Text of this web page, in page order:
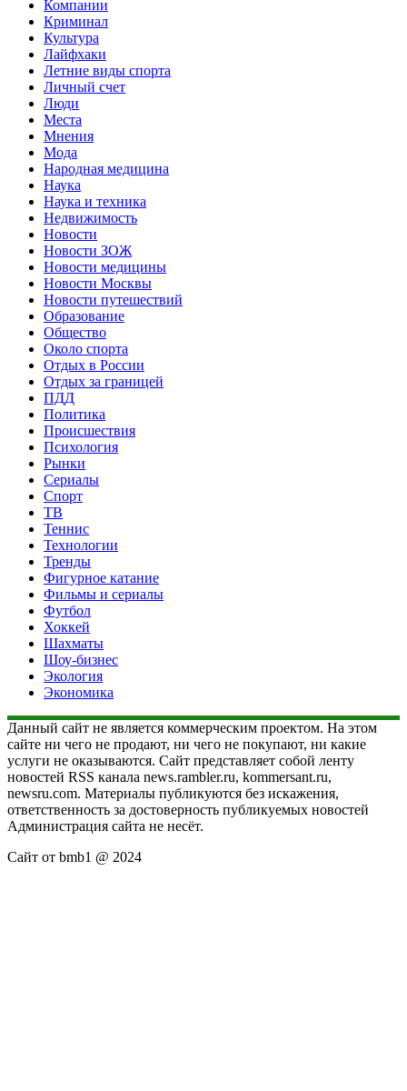
Компании
Криминал
Культура
Лайфхаки
Летние виды спорта
Личный счет
Люди
Места
Мнения
Мода
Народная медицина
Наука
Наука и техника
Недвижимость
Новости
Новости ЗОЖ
Новости медицины
Новости Москвы
Новости путешествий
Образование
Общество
Около спорта
Отдых в России
Отдых за границей
ПДД
Политика
Происшествия
Психология
Рынки
Сериалы
Спорт
ТВ
Теннис
Технологии
Тренды
Фигурное катание
Фильмы и сериалы
Футбол
Хоккей
Шахматы
Шоу-бизнес
Экология
Экономика
Данный сайт не является коммерческим проектом. На этом
сайте ни чего не продают, ни чего не покупают, ни какие
услуги не оказываются. Сайт представляет собой ленту
новостей RSS канала news.rambler.ru, kommersant.ru,
newsru.com. Материалы публикуются без искажения,
ответственность за достоверность публикуемых новостей
Администрация сайта не несёт.
Сайт от bmb1 @ 2024